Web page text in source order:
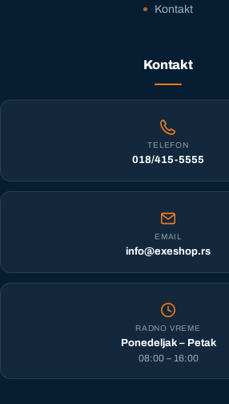
Kontakt
Kontakt
TELEFON
018/415-5555
EMAIL
info@exeshop.rs
RADNO VREME
Ponedeljak – Petak
08:00 – 16:00